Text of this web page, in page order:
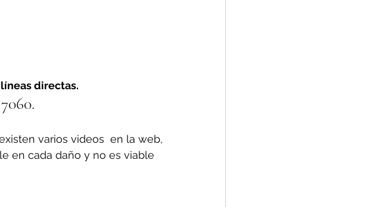
directas.
varios videos  en la web,
en cada daño y no es viable